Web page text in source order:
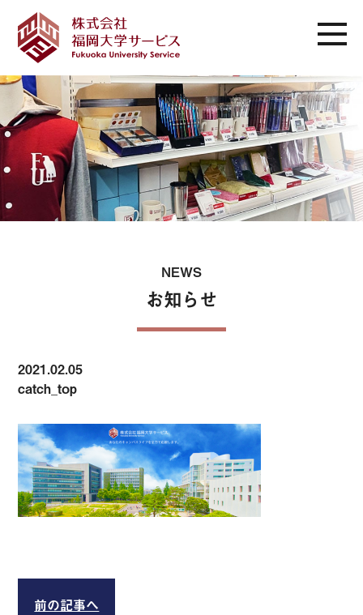
NEWS
お知らせ
2021.02.05
catch_top
前の記事へ